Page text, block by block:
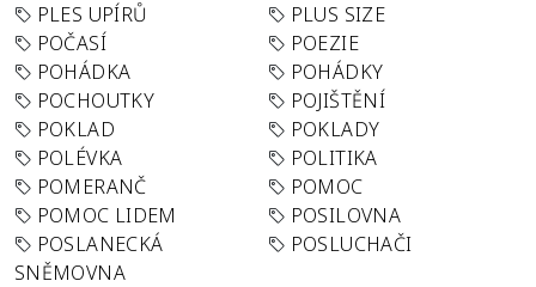
PLES UPÍRŮ
PLUS SIZE
POČASÍ
POEZIE
POHÁDKA
POHÁDKY
POCHOUTKY
POJIŠTĚNÍ
POKLAD
POKLADY
POLÉVKA
POLITIKA
POMERANČ
POMOC
POMOC LIDEM
POSILOVNA
POSLANECKÁ
SNĚMOVNA
POSLUCHAČI